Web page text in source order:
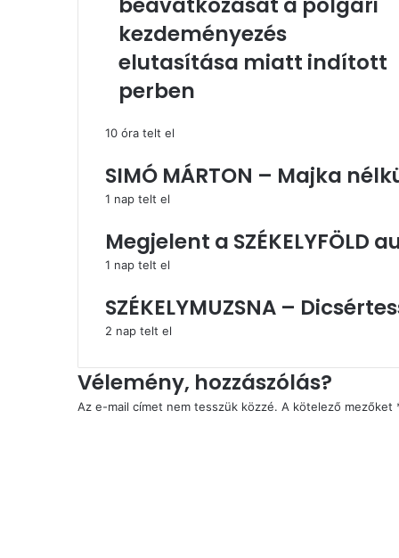
üdvözli
Magyarország
beavatkozását
a
polgári
elutasítása
indított
perben
kezdeményezés
elutasítása miatt indított
perben
10 óra telt el
SIMÓ MÁRTON – Majka
1 nap telt el
Megjelent a SZÉKELYFÖLD
1 nap telt el
SZÉKELYMUZSNA –
2 nap telt el
Vélemény, hozzászólás?
Az e-mail címet nem tesszük közzé. A kötelező mezőket